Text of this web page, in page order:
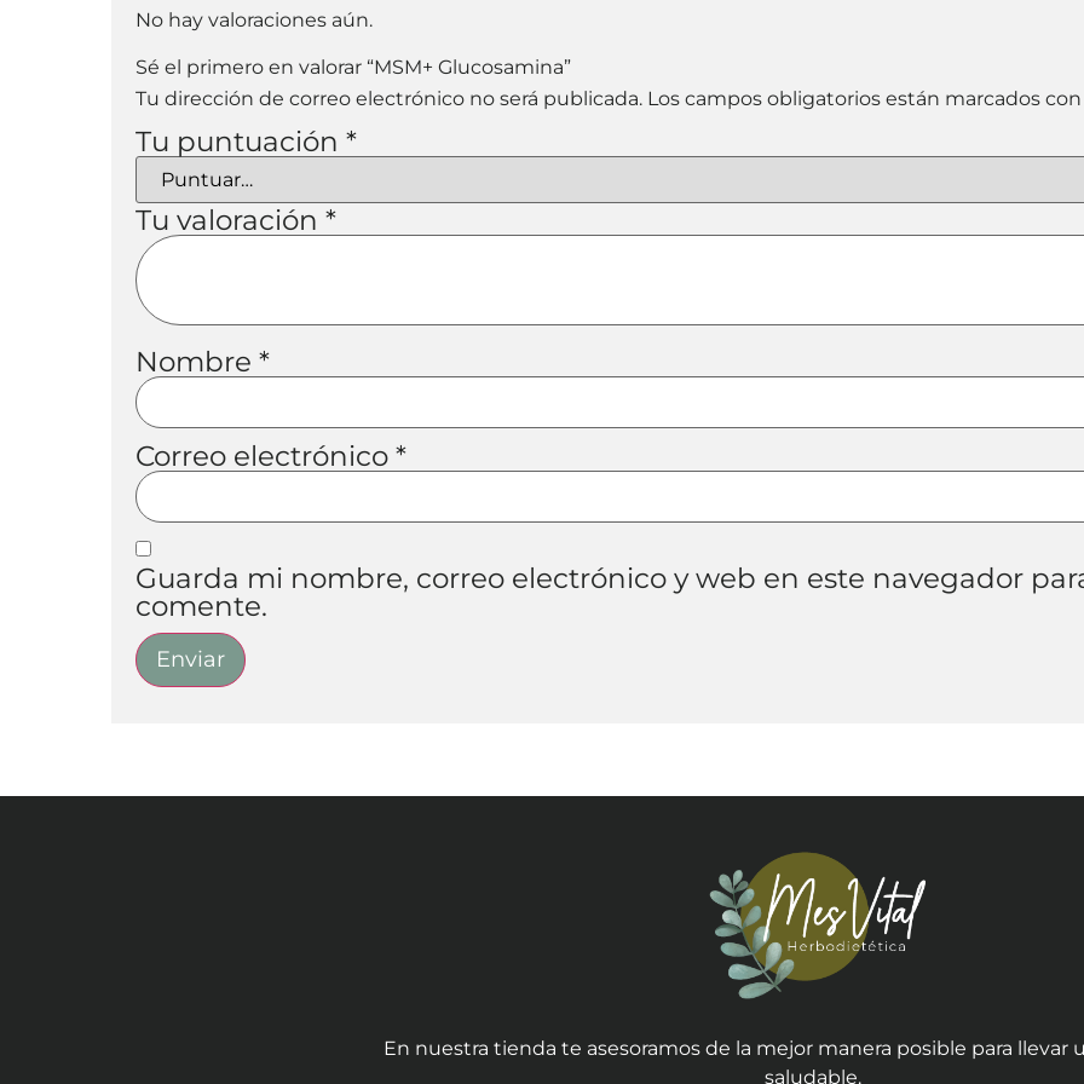
No hay valoraciones aún.
Sé el primero en valorar “MSM+ Glucosamina”
Tu dirección de correo electrónico no será publicada. Los campos obligatorios están marcados
Tu puntuación *
Tu valoración *
Nombre *
Correo electrónico *
Guarda mi nombre, correo electrónico y web en este navegador
comente.
En nuestra tienda te asesoramos de la mejor manera posible para llevar
saludable.